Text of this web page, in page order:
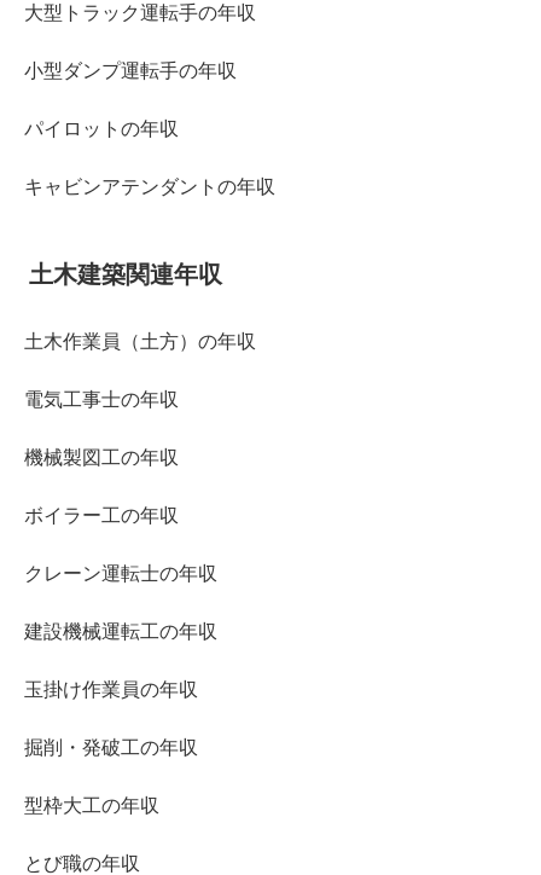
大型トラック運転手の年収
小型ダンプ運転手の年収
パイロットの年収
キャビンアテンダントの年収
土木建築関連年収
土木作業員（土方）の年収
電気工事士の年収
機械製図工の年収
ボイラー工の年収
クレーン運転士の年収
建設機械運転工の年収
玉掛け作業員の年収
掘削・発破工の年収
型枠大工の年収
とび職の年収